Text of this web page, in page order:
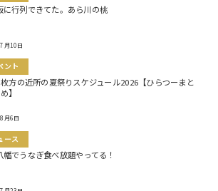
に行列できてた。あら川の桃
月10日
ント
枚方の近所の夏祭りスケジュール2026【ひらつーまと
め】
月6日
ース
幡でうなぎ食べ放題やってる！